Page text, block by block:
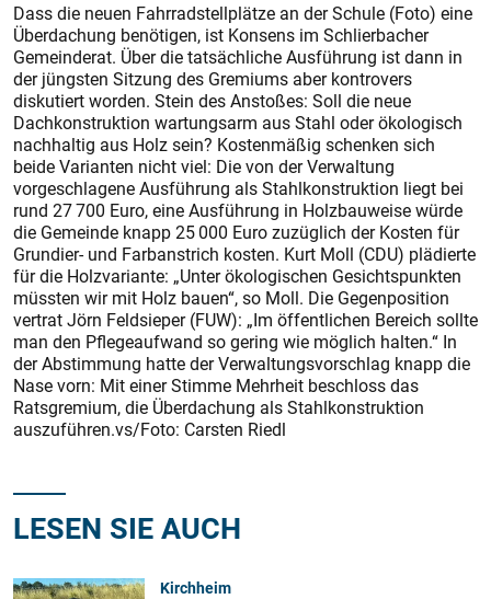
Dass die neuen Fahrradstellplätze an der Schule (Foto) eine
Überdachung benötigen, ist Konsens im Schlierbacher
Gemeinderat. Über die tatsächliche Ausführung ist dann in
der jüngsten Sitzung des Gremiums aber kontrovers
diskutiert worden. Stein des Anstoßes: Soll die neue
Dachkonstruktion wartungsarm aus Stahl oder ökologisch
nachhaltig aus Holz sein? Kostenmäßig schenken sich
beide Varianten nicht viel: Die von der Verwaltung
vorgeschlagene Ausführung als Stahlkonstruktion liegt bei
rund 27 700 Euro, eine Ausführung in Holzbauweise würde
die Gemeinde knapp 25 000 Euro zuzüglich der Kosten für
Grundier- und Farbanstrich kosten. Kurt Moll (CDU) plädierte
für die Holzvariante: „Unter ökologischen Gesichtspunkten
müssten wir mit Holz bauen“, so Moll. Die Gegenposition
vertrat Jörn Feldsieper (FUW): „Im öffentlichen Bereich sollte
man den Pflegeaufwand so gering wie möglich halten.“ In
der Abstimmung hatte der Verwaltungsvorschlag knapp die
Nase vorn: Mit einer Stimme Mehrheit beschloss das
Ratsgremium, die Überdachung als Stahlkonstruktion
auszuführen.vs/Foto: Carsten Riedl
LESEN SIE AUCH
Kirchheim